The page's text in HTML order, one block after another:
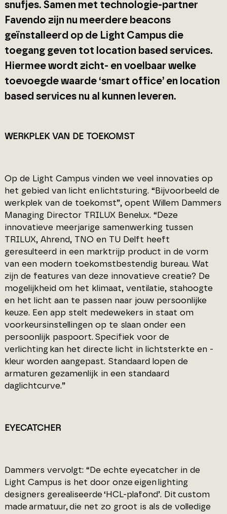
snufjes. Samen met technologie-partner
Favendo zijn nu meerdere beacons
geïnstalleerd op de Light Campus die
toegang geven tot location based services.
Hiermee wordt zicht- en voelbaar welke
toevoegde waarde ‘smart office’ en location
based services nu al kunnen leveren.
WERKPLEK VAN DE TOEKOMST
Op de Light Campus vinden we veel innovaties op
het gebied van licht en lichtsturing. “Bijvoorbeeld de
werkplek van de toekomst”, opent Willem Dammers
Managing Director TRILUX Benelux. “Deze
innovatieve meerjarige samenwerking tussen
TRILUX, Ahrend, TNO en TU Delft heeft
geresulteerd in een marktrijp product in de vorm
van een modern toekomstbestendig bureau. Wat
zijn de features van deze innovatieve creatie? De
mogelijkheid om het klimaat, ventilatie, stahoogte
en het licht aan te passen naar jouw persoonlijke
keuze. Een app stelt medewekers in staat om
voorkeursinstellingen op te slaan onder een
persoonlijk paspoort. Specifiek voor de
verlichting kan het directe licht in lichtsterkte en -
kleur worden aangepast. Standaard lopen de
armaturen gezamenlijk in een standaard
daglichtcurve.”
EYECATCHER
Dammers vervolgt: “De echte eyecatcher in de
Light Campus is het door onze eigen lighting
designers gerealiseerde ‘HCL-plafond’. Dit custom
made armatuur, die net zo groot is als de volledige